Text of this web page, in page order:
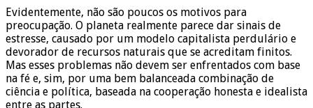
Evidentemente, não são poucos os motivos para
preocupação. O planeta realmente parece dar sinais de
estresse, causado por um modelo capitalista perdulário e
devorador de recursos naturais que se acreditam finitos.
Mas esses problemas não devem ser enfrentados com base
na fé e, sim, por uma bem balanceada combinação de
ciência e política, baseada na cooperação honesta e idealista
entre as partes.